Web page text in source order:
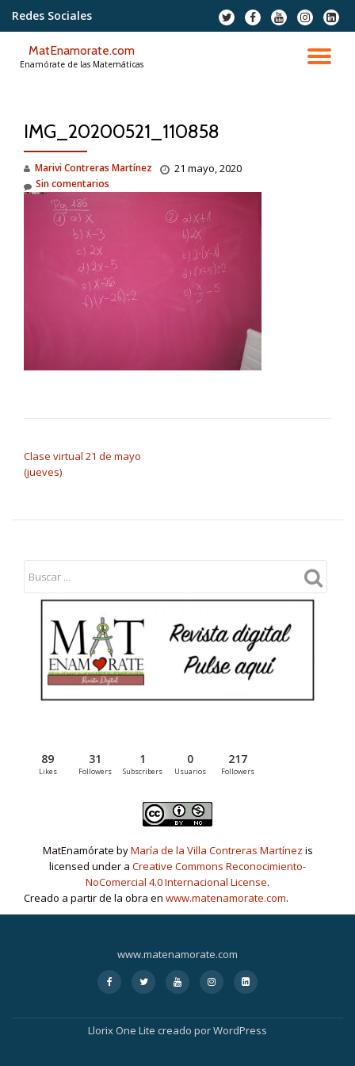
contenido
Redes Sociales
fa-
twitter
fa-
facebook
fa-
youtube
fa-
instagram
fa-
MatEnamorate.com
Enamórate de las Matemáticas
IMG_20200521_110858
Marivi Contreras Martínez 21 mayo, 2020
Sin comentarios
Clase virtual 21 de mayo
(jueves)
89
Likes
31
Followers
1
Subscribers
0
Usuarios
217
Followers
MatEnamórate byMaría de la Villa Contreras Martínez is
licensed under a Creative Commons Reconocimiento-
NoComercial 4.0 Internacional License.
Creado a partir de la obra en www.matenamorate.com.
www.matenamorate.com
secundario
fa
fa-
fa
fa-
fa
fa-
fa
fa-
fa-
linkedin-
Llorix One Lite creado porWordPress